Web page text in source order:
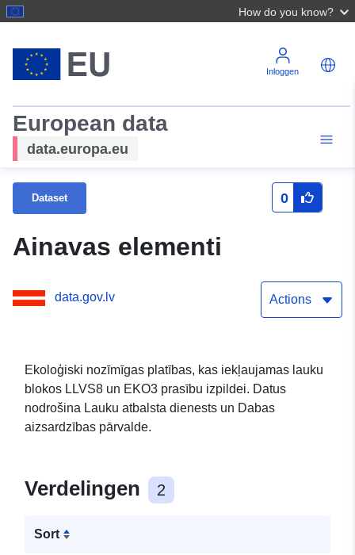
How do you know?
Inloggen
European data
data.europa.eu
Dataset 0
Ainavas elementi
data.gov.lv Actions
Ekoloģiski nozīmīgas platības, kas iekļaujamas lauku
blokos LLVS8 un EKO3 prasību izpildei. Datus
nodrošina Lauku atbalsta dienests un Dabas
aizsardzības pārvalde.
Verdelingen 2
Sort